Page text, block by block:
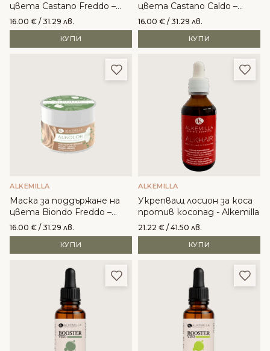
цвета Castano Freddo –
Alkemilla
16.00 € / 31.29 лв.
КУПИ
цвета Castano Caldo –
Alkemilla
16.00 € / 31.29 лв.
КУПИ
Добави в любими
ALKEMILLA
Маска за поддържане на
цвета Biondo Freddo –
Alkemilla
16.00 € / 31.29 лв.
КУПИ
ALKEMILLA
Укрепващ лосион за коса
против косопад - Alkemilla
21.22 € / 41.50 лв.
КУПИ
Добави в любими